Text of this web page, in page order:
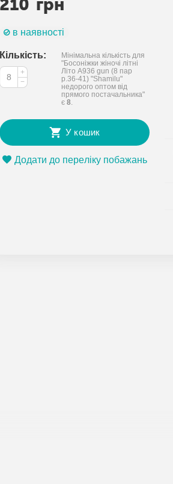
210 грн
в наявності
Кількість:
+
−
Мінімальна кількість для
"Босоніжки жіночі літні
Літо A936 gun (8 пар
р.36-41) "Shamilu"
недорого оптом від
прямого постачальника"
є8.
У кошик
Додати до переліку побажань